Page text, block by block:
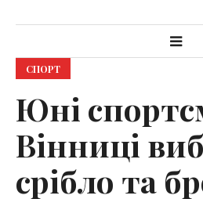
СПОРТ
Юні
Вінниці
срібло та